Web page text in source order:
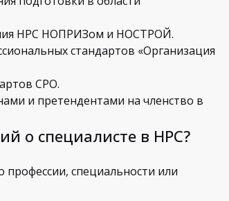
НРС НОПРИЗом и НОСТРОЙ.
стандартов «Организация
СРО.
и претендентами на членство в
о специалисте в НРС?
специальности или